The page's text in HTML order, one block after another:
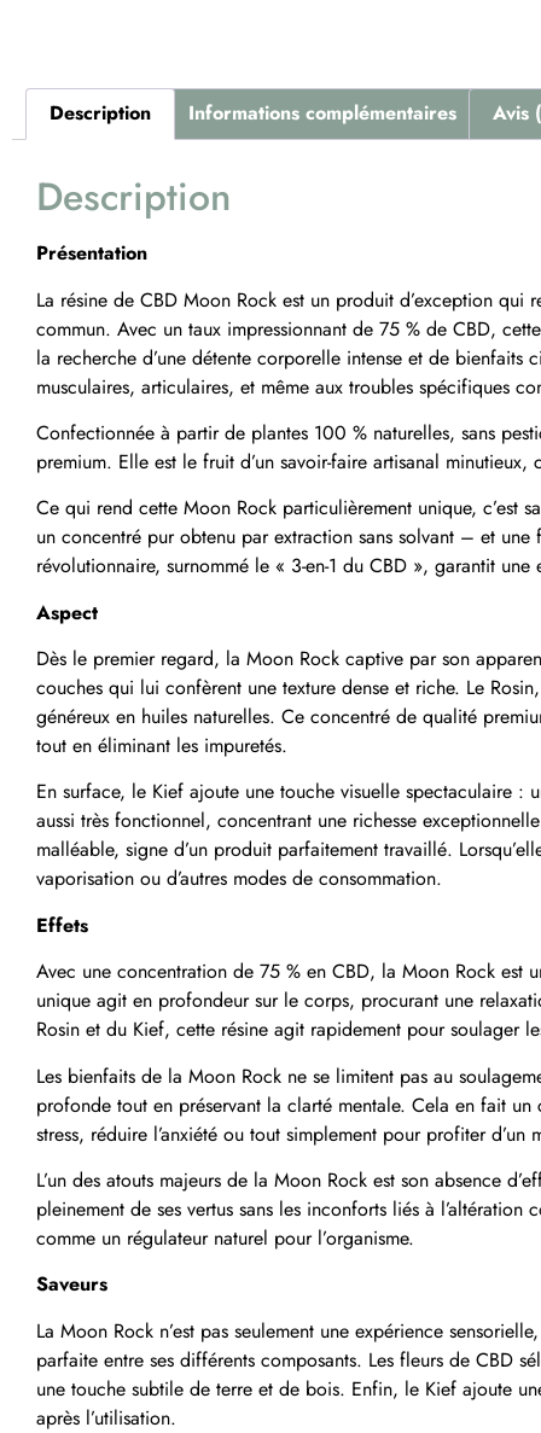
Description Informations complémentaires Avis
Description
Présentation
La résine de CBD Moon Rock est un produit d’exception
commun. Avec un taux impressionnant de 75 % de CBD,
la recherche d’une détente corporelle intense et de
musculaires, articulaires, et même aux troubles spécifiques
Confectionnée à partir de plantes 100 % naturelles, sans
premium. Elle est le fruit d’un savoir-faire artisanal
Ce qui rend cette Moon Rock particulièrement unique, c’est
un concentré pur obtenu par extraction sans solvant – et
révolutionnaire, surnommé le « 3-en-1 du CBD », garantit une
Aspect
Dès le premier regard, la Moon Rock captive par son
couches qui lui confèrent une texture dense et riche. Le
généreux en huiles naturelles. Ce concentré de qualité
tout en éliminant les impuretés.
En surface, le Kief ajoute une touche visuelle spectaculaire :
aussi très fonctionnel, concentrant une richesse
malléable, signe d’un produit parfaitement travaillé.
vaporisation ou d’autres modes de consommation.
Effets
Avec une concentration de 75 % en CBD, la Moon Rock est
unique agit en profondeur sur le corps, procurant une
Rosin et du Kief, cette résine agit rapidement pour soulager
Les bienfaits de la Moon Rock ne se limitent pas au
profonde tout en préservant la clarté mentale. Cela en fait
stress, réduire l’anxiété ou tout simplement pour profiter
L’un des atouts majeurs de la Moon Rock est son absence
pleinement de ses vertus sans les inconforts liés à
comme un régulateur naturel pour l’organisme.
Saveurs
La Moon Rock n’est pas seulement une expérience
parfaite entre ses différents composants. Les fleurs de CBD
une touche subtile de terre et de bois. Enfin, le Kief ajoute
après l’utilisation.